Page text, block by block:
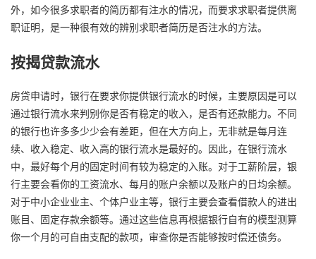
外，如今很多求职者的简历都有注水的情况，而要求求职者提供离
职证明，是一种很有效的辨别求职者简历是否注水的方法。
按揭贷款流水
房贷申请时，银行在要求你提供银行流水的时候，主要原因是可以
通过银行流水来判别你是否有稳定的收入，是否有还款能力。不同
的银行也许多多少少会有差距，但在大方向上，无非就是每月连
续、收入稳定、收入高的银行流水是最好的。因此，在银行流水
中，最好每个月的固定时间有较为稳定的入账。对于工薪阶层，银
行主要会看你的工资流水、每月的账户余额以及账户的日均余额。
对于中小企业业主、个体户业主等，银行主要会查看借款人的进出
账目、固定存款余额等。通过这些信息再根据银行自有的模型测算
你一个月的可自由支配的款项，审查你是否能够按时偿还债务。